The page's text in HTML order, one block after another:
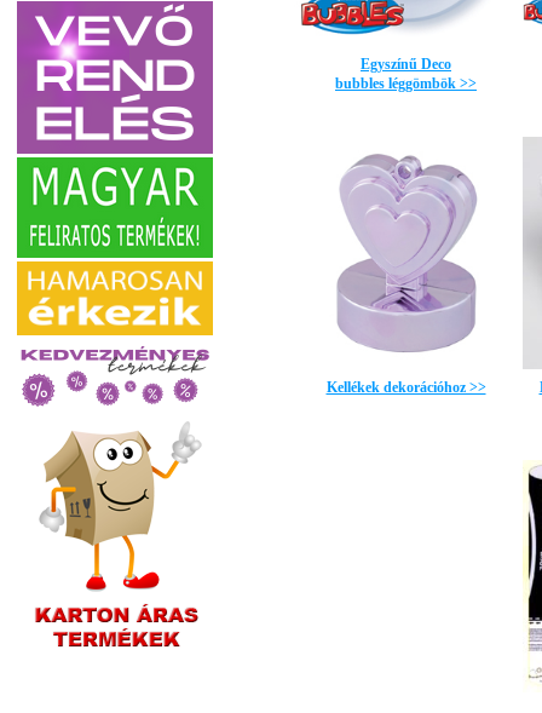
Egyszínű Deco
bubbles léggömbök >>
Kellékek dekorációhoz >>